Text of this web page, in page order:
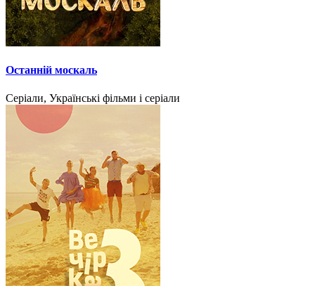
Останній москаль
Серіали, Українські фільми і серіали